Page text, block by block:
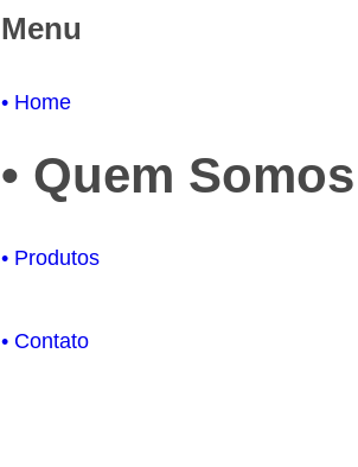
Menu
• Home
• Quem Somos
• Produtos
• Contato